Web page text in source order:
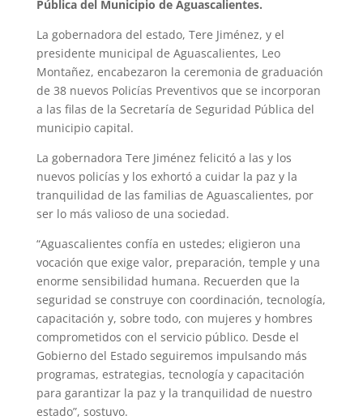
Pública del Municipio de Aguascalientes.
La gobernadora del estado, Tere Jiménez, y el
presidente municipal de Aguascalientes, Leo
Montañez, encabezaron la ceremonia de graduación
de 38 nuevos Policías Preventivos que se incorporan
a las filas de la Secretaría de Seguridad Pública del
municipio capital.
La gobernadora Tere Jiménez felicitó a las y los
nuevos policías y los exhortó a cuidar la paz y la
tranquilidad de las familias de Aguascalientes, por
ser lo más valioso de una sociedad.
“Aguascalientes confía en ustedes; eligieron una
vocación que exige valor, preparación, temple y una
enorme sensibilidad humana. Recuerden que la
seguridad se construye con coordinación, tecnología,
capacitación y, sobre todo, con mujeres y hombres
comprometidos con el servicio público. Desde el
Gobierno del Estado seguiremos impulsando más
programas, estrategias, tecnología y capacitación
para garantizar la paz y la tranquilidad de nuestro
estado”, sostuvo.